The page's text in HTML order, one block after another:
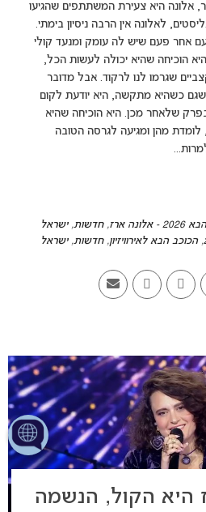
אלונה היא צעירת המשתתפים שהגיעו
לאלונה אין הרבה ניסיון בימתי.
אחר פעם שיש לה עומק ומנעד קולי
הוכיחה שהיא יכולה לעשות הכל,
שגרמו לנו לרקוד. אבל מדובר
שגם כשהיא מתקשה, היא יודעת לקום
שלאחר מכן. היא הוכיחה שהיא
מהן ומגיעה לגרסה הטובה
אלונה ארז ,חדשות,ישראל
,הכוכב הבא לאירוויזיון,חדשות,ישראל
היא הקול, הנשמה